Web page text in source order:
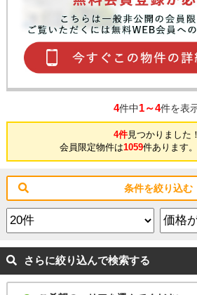
4件中1～4件を表
4件見つかりました！
会員限定物件は1059件あります
条件を絞り込む
さらに絞り込んで検索する